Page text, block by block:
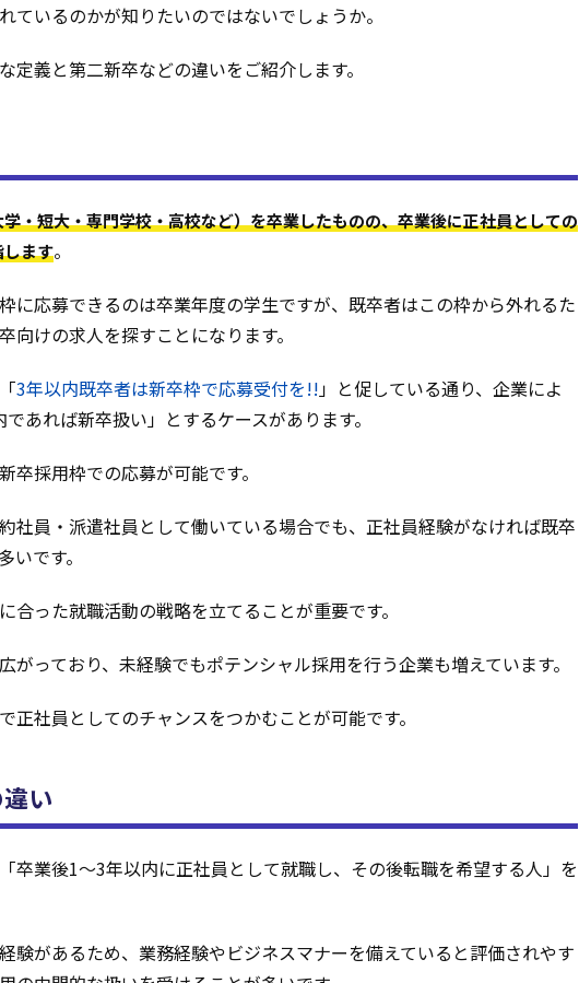
ているのかが知りたいのではないでしょうか。
定義と第二新卒などの違いをご紹介します。
・短大・専門学校・高校など）を卒業したものの、卒業後に正社員としての
ます。
に応募できるのは卒業年度の学生ですが、既卒者はこの枠から外れるた
向けの求人を探すことになります。
3年以内既卒者は新卒枠で応募受付を!!」と促している通り、企業によ
あれば新卒扱い」とするケースがあります。
卒採用枠での応募が可能です。
社員・派遣社員として働いている場合でも、正社員経験がなければ既卒
いです。
合った就職活動の戦略を立てることが重要です。
がっており、未経験でもポテンシャル採用を行う企業も増えています。
正社員としてのチャンスをつかむことが可能です。
い
卒業後1〜3年以内に正社員として就職し、その後転職を希望する人」を
験があるため、業務経験やビジネスマナーを備えていると評価されやす